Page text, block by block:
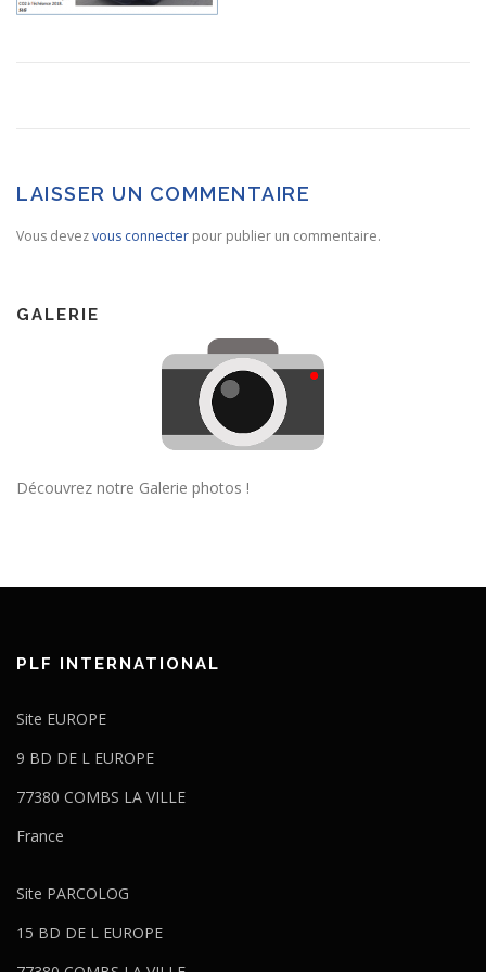
LAISSER UN COMMENTAIRE
Vous devezvous connecter pour publier un commentaire.
GALERIE
Découvrez notre Galerie photos !
PLF INTERNATIONAL
Site EUROPE
9 BD DE L EUROPE
77380 COMBS LA VILLE
France
Site PARCOLOG
15 BD DE L EUROPE